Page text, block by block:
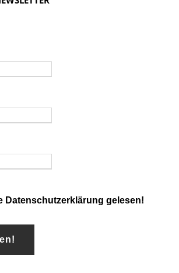
Datenschutzerklärung gelesen!